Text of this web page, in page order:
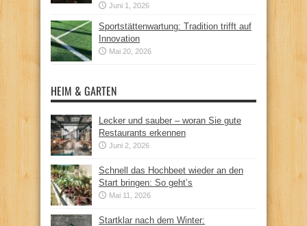
Juni 1, 2026
Sportstättenwartung: Tradition trifft auf
Innovation
Mai 20, 2026
HEIM & GARTEN
Lecker und sauber – woran Sie gute
Restaurants erkennen
Juni 2, 2026
Schnell das Hochbeet wieder an den
Start bringen: So geht’s
Mai 11, 2026
Startklar nach dem Winter: